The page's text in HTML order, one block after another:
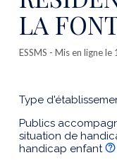
LA
ESSMS - Mis en ligne le
Type
Publics
situation de
handicap enfant